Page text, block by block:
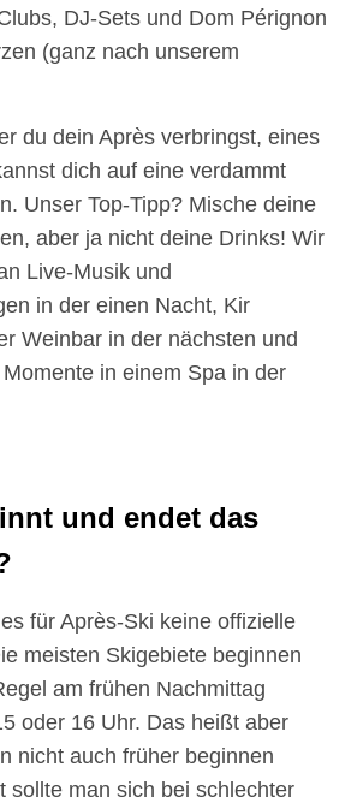
DJ-Sets und Dom Pérignon
(ganz nach unserem
du dein Après verbringst, eines
dich auf eine verdammt
Unser Top-Tipp? Mische deine
aber ja nicht deine Drinks! Wir
Live-Musik und
in der einen Nacht, Kir
Weinbar in der nächsten und
in einem Spa in der
für Après-Ski keine offizielle
meisten Skigebiete beginnen
am frühen Nachmittag
oder 16 Uhr. Das heißt aber
nicht auch früher beginnen
sollte man sich bei schlechter